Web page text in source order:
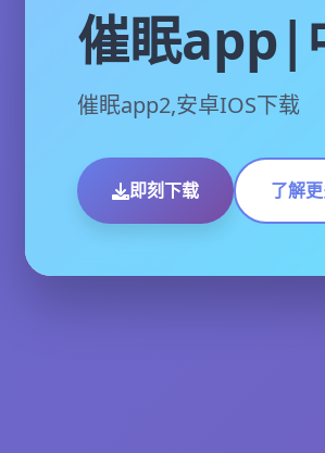
催眠app|
催眠app2,安卓IOS下载
即刻下载 了解